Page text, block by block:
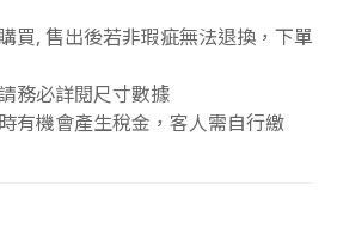
買, 售出後若非瑕疵無法退換，下單
務必詳閱尺寸數據
有機會產生稅金，客人需自行繳